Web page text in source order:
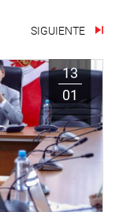
SIGUIENTE
13
01